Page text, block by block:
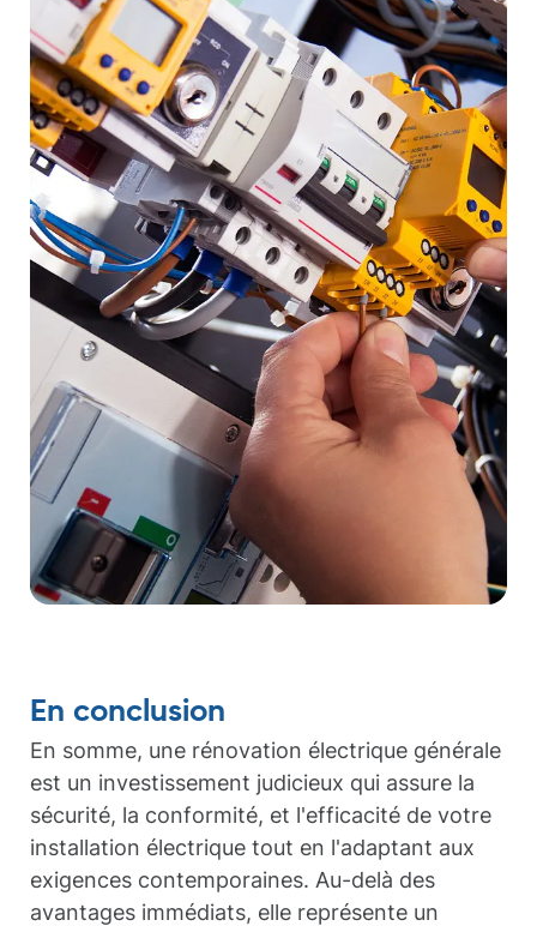
En conclusion
En somme, une rénovation électrique générale
est un investissement judicieux qui assure la
sécurité, la conformité, et l'efficacité de votre
installation électrique tout en l'adaptant aux
exigences contemporaines. Au-delà des
avantages immédiats, elle représente un